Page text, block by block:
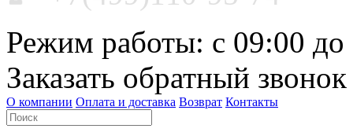
Режим работы: с 09:00 до
Заказать обратный звонок
О компании Оплата и доставка Возврат Контакты